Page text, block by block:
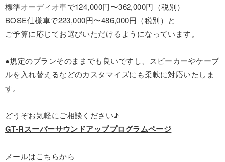
標準オーディオ車で124,000円〜362,000円（税別）
BOSE仕様車で223,000円〜486,000円（税別）と
ご予算に応じてお選びいただけるようになっています。
●規定のプランそのままでも良いですし、スピーカーやケーブ
ルを入れ替えるなどのカスタマイズにも柔軟に対応いたしま
す。
どうぞお気軽にご相談ください♪
GT-Rスーパーサウンドアッププログラムページ
メールはこちらから